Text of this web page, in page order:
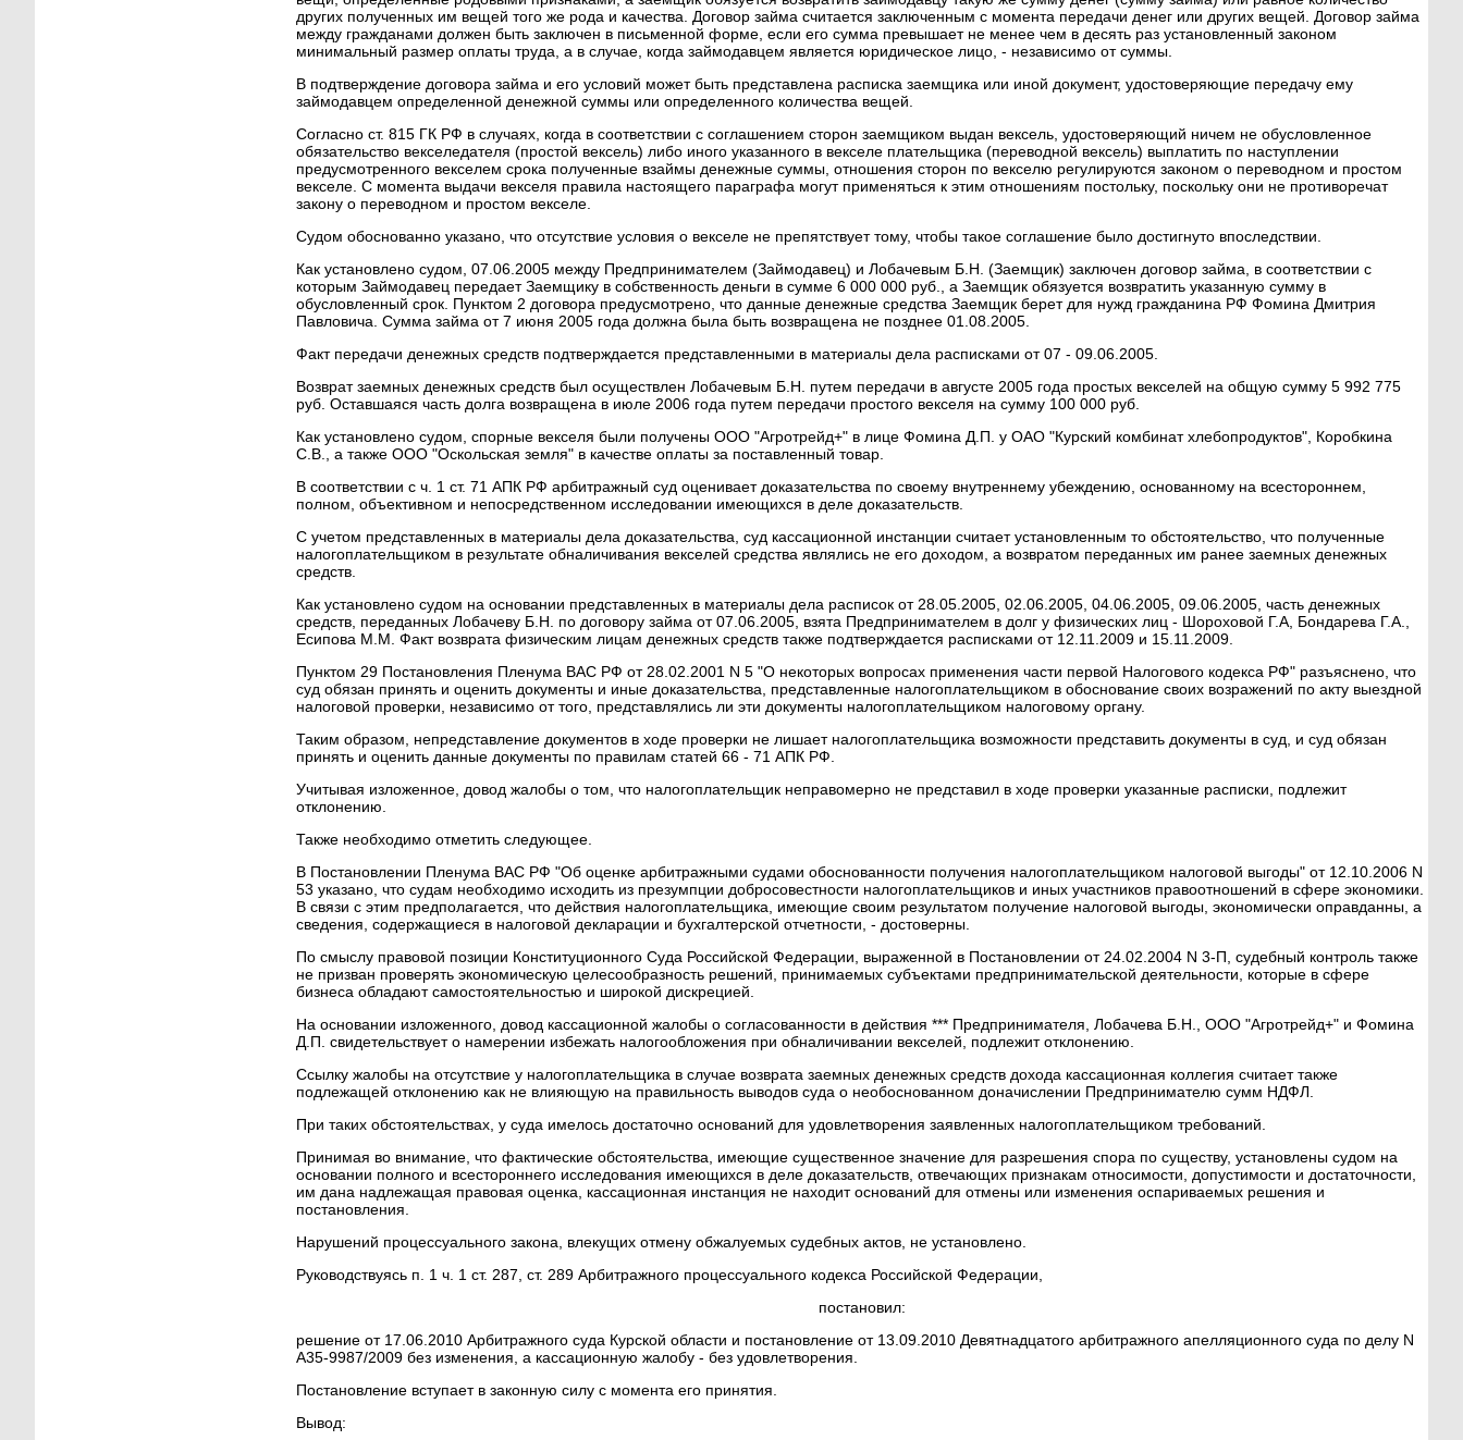
других полученных им вещей того же рода и качества. Договор займа считается заключенным с момента передачи денег или других вещей. Договор займа
между гражданами должен быть заключен в письменной форме, если его сумма превышает не менее чем в десять раз установленный законом
минимальный размер оплаты труда, а в случае, когда займодавцем является юридическое лицо, - независимо от суммы.
В подтверждение договора займа и его условий может быть представлена расписка заемщика или иной документ, удостоверяющие передачу ему
займодавцем определенной денежной суммы или определенного количества вещей.
Согласно ст. 815 ГК РФ в случаях, когда в соответствии с соглашением сторон заемщиком выдан вексель, удостоверяющий ничем не обусловленное
обязательство векселедателя (простой вексель) либо иного указанного в векселе плательщика (переводной вексель) выплатить по наступлении
предусмотренного векселем срока полученные взаймы денежные суммы, отношения сторон по векселю регулируются законом о переводном и простом
векселе. С момента выдачи векселя правила настоящего параграфа могут применяться к этим отношениям постольку, поскольку они не противоречат
закону о переводном и простом векселе.
Судом обоснованно указано, что отсутствие условия о векселе не препятствует тому, чтобы такое соглашение было достигнуто впоследствии.
Как установлено судом, 07.06.2005 между Предпринимателем (Займодавец) и Лобачевым Б.Н. (Заемщик) заключен договор займа, в соответствии с
которым Займодавец передает Заемщику в собственность деньги в сумме 6 000 000 руб., а Заемщик обязуется возвратить указанную сумму в
обусловленный срок. Пунктом 2 договора предусмотрено, что данные денежные средства Заемщик берет для нужд гражданина РФ Фомина Дмитрия
Павловича. Сумма займа от 7 июня 2005 года должна была быть возвращена не позднее 01.08.2005.
Факт передачи денежных средств подтверждается представленными в материалы дела расписками от 07 - 09.06.2005.
Возврат заемных денежных средств был осуществлен Лобачевым Б.Н. путем передачи в августе 2005 года простых векселей на общую сумму 5 992 775
руб. Оставшаяся часть долга возвращена в июле 2006 года путем передачи простого векселя на сумму 100 000 руб.
Как установлено судом, спорные векселя были получены ООО "Агротрейд+" в лице Фомина Д.П. у ОАО "Курский комбинат хлебопродуктов", Коробкина
С.В., а также ООО "Оскольская земля" в качестве оплаты за поставленный товар.
В соответствии с ч. 1 ст. 71 АПК РФ арбитражный суд оценивает доказательства по своему внутреннему убеждению, основанному на всестороннем,
полном, объективном и непосредственном исследовании имеющихся в деле доказательств.
С учетом представленных в материалы дела доказательства, суд кассационной инстанции считает установленным то обстоятельство, что полученные
налогоплательщиком в результате обналичивания векселей средства являлись не его доходом, а возвратом переданных им ранее заемных денежных
средств.
Как установлено судом на основании представленных в материалы дела расписок от 28.05.2005, 02.06.2005, 04.06.2005, 09.06.2005, часть денежных
средств, переданных Лобачеву Б.Н. по договору займа от 07.06.2005, взята Предпринимателем в долг у физических лиц - Шороховой Г.А, Бондарева Г.А.,
Есипова М.М. Факт возврата физическим лицам денежных средств также подтверждается расписками от 12.11.2009 и 15.11.2009.
Пунктом 29 Постановления Пленума ВАС РФ от 28.02.2001 N 5 "О некоторых вопросах применения части первой Налогового кодекса РФ" разъяснено, что
суд обязан принять и оценить документы и иные доказательства, представленные налогоплательщиком в обоснование своих возражений по акту выездной
налоговой проверки, независимо от того, представлялись ли эти документы налогоплательщиком налоговому органу.
Таким образом, непредставление документов в ходе проверки не лишает налогоплательщика возможности представить документы в суд, и суд обязан
принять и оценить данные документы по правилам статей 66 - 71 АПК РФ.
Учитывая изложенное, довод жалобы о том, что налогоплательщик неправомерно не представил в ходе проверки указанные расписки, подлежит
отклонению.
Также необходимо отметить следующее.
В Постановлении Пленума ВАС РФ "Об оценке арбитражными судами обоснованности получения налогоплательщиком налоговой выгоды" от 12.10.2006 N
53 указано, что судам необходимо исходить из презумпции добросовестности налогоплательщиков и иных участников правоотношений в сфере экономики.
В связи с этим предполагается, что действия налогоплательщика, имеющие своим результатом получение налоговой выгоды, экономически оправданны, а
сведения, содержащиеся в налоговой декларации и бухгалтерской отчетности, - достоверны.
По смыслу правовой позиции Конституционного Суда Российской Федерации, выраженной в Постановлении от 24.02.2004 N 3-П, судебный контроль также
не призван проверять экономическую целесообразность решений, принимаемых субъектами предпринимательской деятельности, которые в сфере
бизнеса обладают самостоятельностью и широкой дискрецией.
На основании изложенного, довод кассационной жалобы о согласованности в действия *** Предпринимателя, Лобачева Б.Н., ООО "Агротрейд+" и Фомина
Д.П. свидетельствует о намерении избежать налогообложения при обналичивании векселей, подлежит отклонению.
Ссылку жалобы на отсутствие у налогоплательщика в случае возврата заемных денежных средств дохода кассационная коллегия считает также
подлежащей отклонению как не влияющую на правильность выводов суда о необоснованном доначислении Предпринимателю сумм НДФЛ.
При таких обстоятельствах, у суда имелось достаточно оснований для удовлетворения заявленных налогоплательщиком требований.
Принимая во внимание, что фактические обстоятельства, имеющие существенное значение для разрешения спора по существу, установлены судом на
основании полного и всестороннего исследования имеющихся в деле доказательств, отвечающих признакам относимости, допустимости и достаточности,
им дана надлежащая правовая оценка, кассационная инстанция не находит оснований для отмены или изменения оспариваемых решения и
постановления.
Нарушений процессуального закона, влекущих отмену обжалуемых судебных актов, не установлено.
Руководствуясь п. 1 ч. 1 ст. 287, ст. 289 Арбитражного процессуального кодекса Российской Федерации,
постановил:
решение от 17.06.2010 Арбитражного суда Курской области и постановление от 13.09.2010 Девятнадцатого арбитражного апелляционного суда по делу N
А35-9987/2009 без изменения, а кассационную жалобу - без удовлетворения.
Постановление вступает в законную силу с момента его принятия.
Вывод: